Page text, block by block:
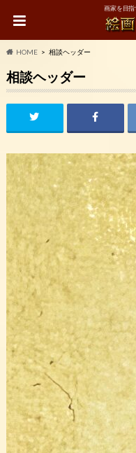
画家を目
HOME 相談ヘッダー
相談ヘッダー